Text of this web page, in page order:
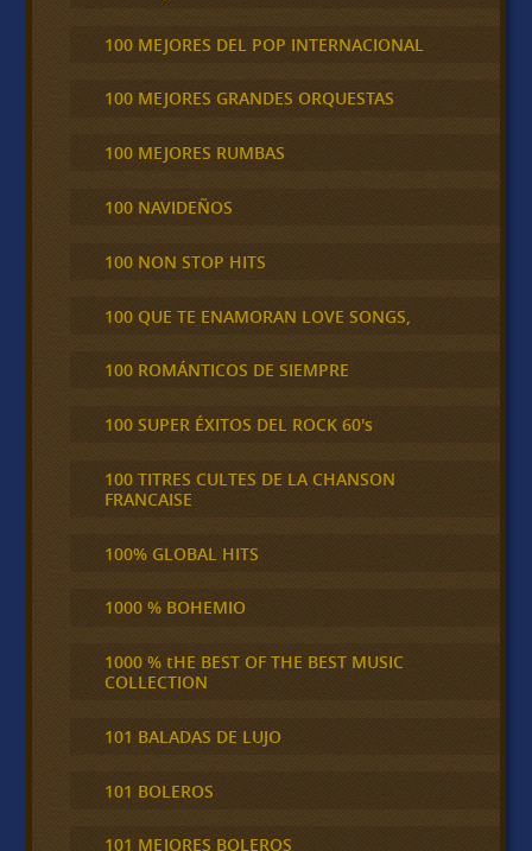
100 MEJORES DEL POP INTERNACIONAL
100 MEJORES GRANDES ORQUESTAS
100 MEJORES RUMBAS
100 NAVIDEÑOS
100 NON STOP HITS
100 QUE TE ENAMORAN LOVE SONGS,
100 ROMÁNTICOS DE SIEMPRE
100 SUPER ÉXITOS DEL ROCK 60's
100 TITRES CULTES DE LA CHANSON
FRANCAISE
100% GLOBAL HITS
1000 % BOHEMIO
1000 % tHE BEST OF THE BEST MUSIC
COLLECTION
101 BALADAS DE LUJO
101 BOLEROS
101 MEJORES BOLEROS